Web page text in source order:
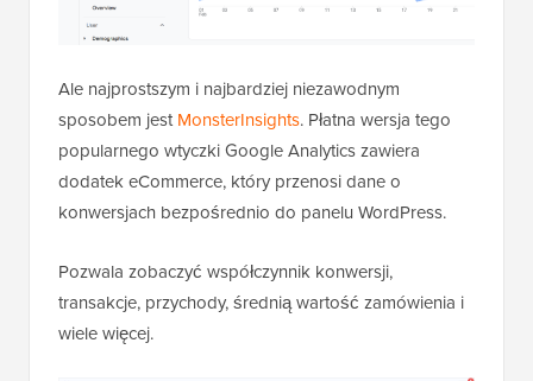
Ale najprostszym i najbardziej niezawodnym
sposobem jestMonsterInsights. Płatna wersja tego
popularnego wtyczki Google Analytics zawiera
dodatek eCommerce, który przenosi dane o
konwersjach bezpośrednio do panelu WordPress.
Pozwala zobaczyć współczynnik konwersji,
transakcje, przychody, średnią wartość zamówienia i
wiele więcej.